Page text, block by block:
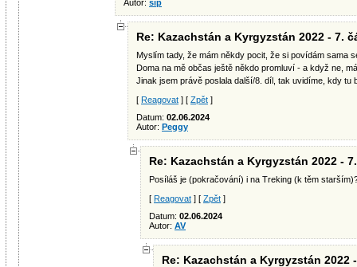
Autor: šíp
Re: Kazachstán a Kyrgyzstán 2022 - 7.
Myslím tady, že mám někdy pocit, že si povídám sama
Doma na mě občas ještě někdo promluví - a když ne,
Jinak jsem právě poslala další/8. díl, tak uvidíme, kdy tu
[ Reagovat ] [ Zpět ]
Datum: 02.06.2024
Autor: Peggy
Re: Kazachstán a Kyrgyzstán 2022 -
Posíláš je (pokračování) i na Treking (k těm
[ Reagovat ] [ Zpět ]
Datum: 02.06.2024
Autor: AV
Re: Kazachstán a Kyrgyzstán 2022